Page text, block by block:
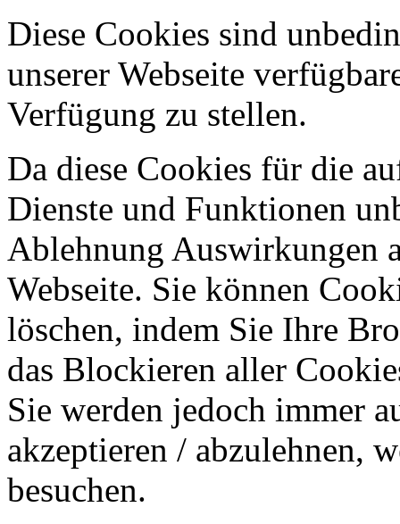
Diese Cookies sind
unserer Webseite
Verfügung zu stellen.
Da diese Cookies für die
Dienste und Funktionen
Ablehnung Auswirkungen
Webseite. Sie können
löschen, indem Sie Ihre
das Blockieren aller
Sie werden jedoch immer
akzeptieren / abzulehnen,
besuchen.